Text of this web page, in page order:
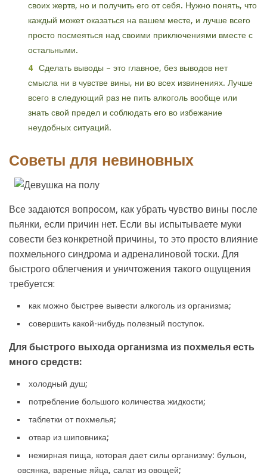
своих жертв, но и получить его от себя. Нужно понять, что
каждый может оказаться на вашем месте, и лучше всего
просто посмеяться над своими приключениями вместе с
остальными.
Сделать выводы – это главное, без выводов нет
смысла ни в чувстве вины, ни во всех извинениях. Лучше
всего в следующий раз не пить алкоголь вообще или
знать свой предел и соблюдать его во избежание
неудобных ситуаций.
Советы для невиновных
Все задаются вопросом, как убрать чувство вины после
пьянки, если причин нет. Если вы испытываете муки
совести без конкретной причины, то это просто влияние
похмельного синдрома и адреналиновой тоски. Для
быстрого облегчения и уничтожения такого ощущения
требуется:
как можно быстрее вывести алкоголь из организма;
совершить какой-нибудь полезный поступок.
Для быстрого выхода организма из похмелья есть
много средств:
холодный душ;
потребление большого количества жидкости;
таблетки от похмелья;
отвар из шиповника;
нежирная пища, которая дает силы организму: бульон,
овсянка, вареные яйца, салат из овощей;